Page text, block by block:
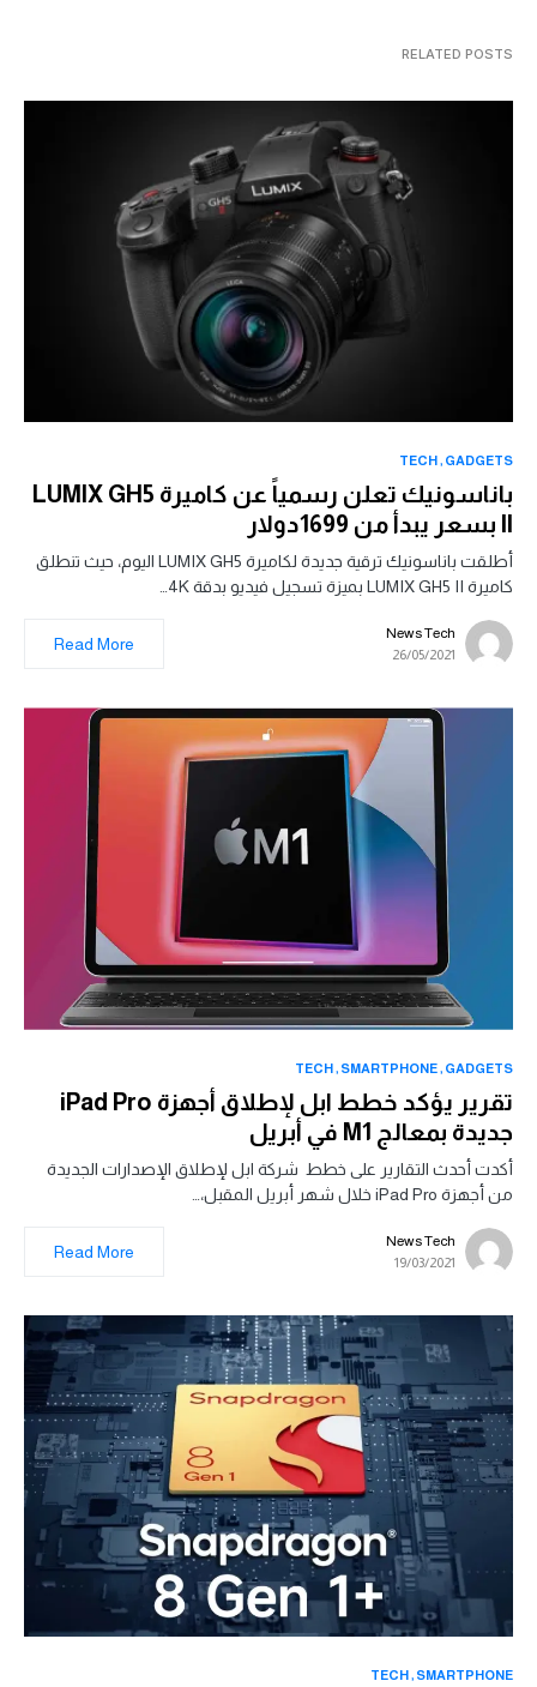
RELATED POSTS
GADGETS
TECH
باناسونيك تعلن رسمياً عن كاميرة LUMIX GH5
أطلقت باناسونيك ترقية جديدة لكاميرة LUMIX GH5 اليوم، حيث تنطلق
كاميرة LUMIX GH5 II بميزة تسجيل فيديو بدقة 4K…
News Tech
26/05/2021
Read More
GADGETS
SMARTPHONE
TECH
تقرير يؤكد خطط ابل لإطلاق أجهزة iPad Pro
جديدة بمعالج M1 في أبريل
أكدت أحدث التقارير على خطط شركة ابل لإطلاق الإصدارات الجديدة
من أجهزة iPad Pro خلال شهر أبريل المقبل،…
News Tech
19/03/2021
Read More
SMARTPHONE
TECH